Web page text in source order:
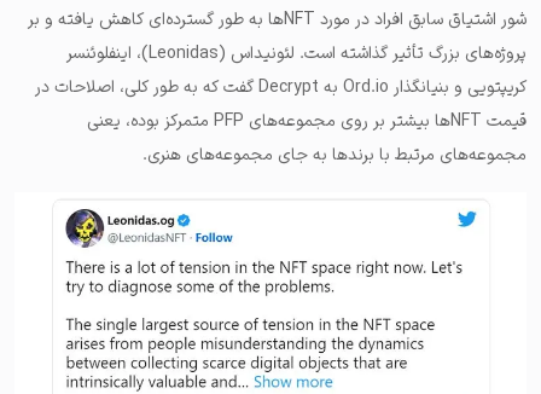
شور اشتیاق سابق افراد در مورد NFTها به طور گسترده‌ای کاهش یافته و بر
پروژه‌های بزرگ تأثیر گذاشته است. لئونیداس (Leonidas)، اینفلوئنسر
کریپتویی و بنیانگذار Ord.io به Decrypt گفت که به طور کلی، اصلاحات در
قیمت NFTها بیشتر بر روی مجموعه‌های PFP متمرکز بوده، یعنی
مجموعه‌های مرتبط با برند‌ها به جای مجموعه‌های هنری.